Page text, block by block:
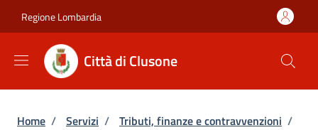
Regione Lombardia
Città di Clusone
Briciole di pane
Home / Servizi / Tributi, finanze e contravvenzioni /